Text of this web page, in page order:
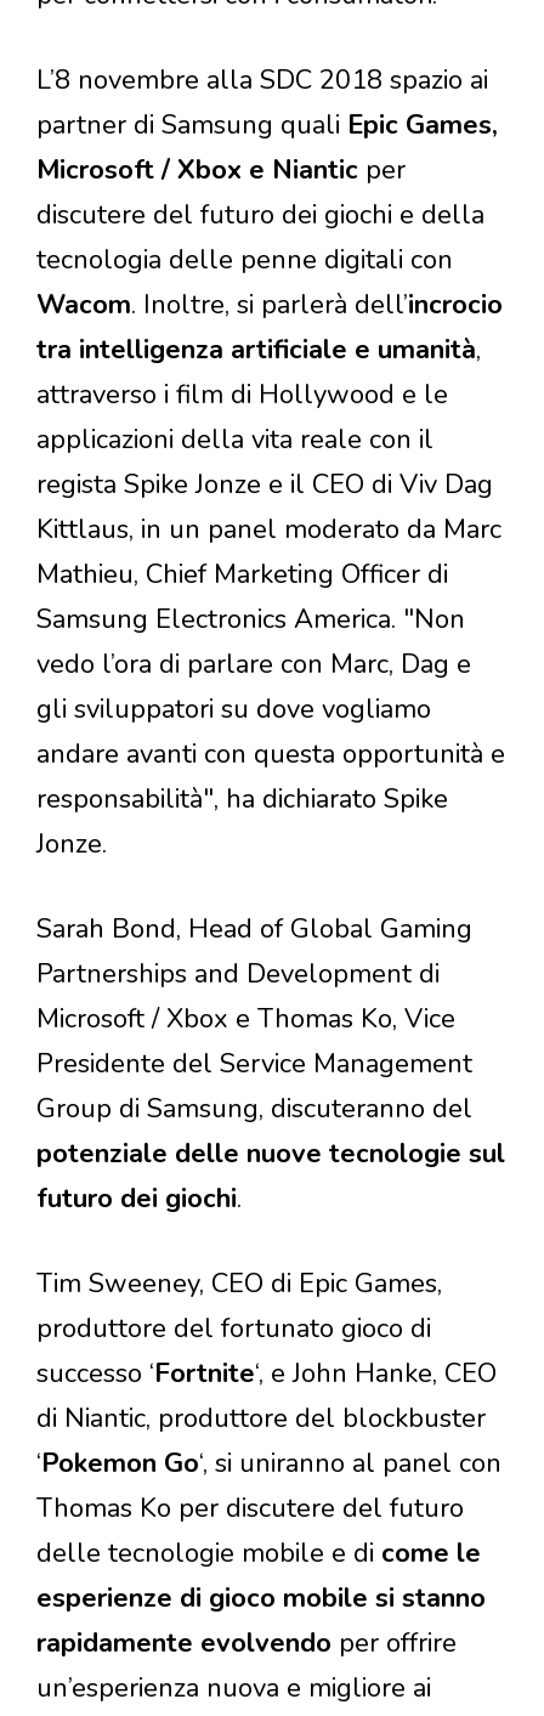
L’8 novembre alla SDC 2018 spazio ai
partner di Samsung quali Epic Games,
Microsoft / Xbox e Niantic per
discutere del futuro dei giochi e della
tecnologia delle penne digitali con
Wacom. Inoltre, si parlerà dell’incrocio
tra intelligenza artificiale e umanità,
attraverso i film di Hollywood e le
applicazioni della vita reale con il
regista Spike Jonze e il CEO di Viv Dag
Kittlaus, in un panel moderato da Marc
Mathieu, Chief Marketing Officer di
Samsung Electronics America. "Non
vedo l’ora di parlare con Marc, Dag e
gli sviluppatori su dove vogliamo
andare avanti con questa opportunità e
responsabilità", ha dichiarato Spike
Jonze.
Sarah Bond, Head of Global Gaming
Partnerships and Development di
Microsoft / Xbox e Thomas Ko, Vice
Presidente del Service Management
Group di Samsung, discuteranno del
potenziale delle nuove tecnologie sul
futuro dei giochi.
Tim Sweeney, CEO di Epic Games,
produttore del fortunato gioco di
successo ‘Fortnite‘, e John Hanke, CEO
di Niantic, produttore del blockbuster
‘Pokemon Go‘, si uniranno al panel con
Thomas Ko per discutere del futuro
delle tecnologie mobile e di come le
esperienze di gioco mobile si stanno
rapidamente evolvendo per offrire
un’esperienza nuova e migliore ai